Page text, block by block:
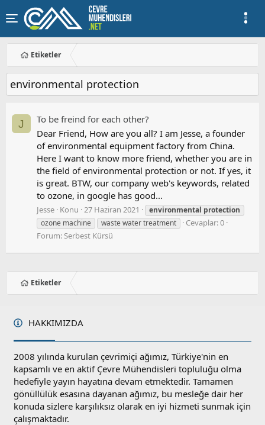
Etiketler
environmental protection
J
To be freind for each other?
Dear Friend, How are you all? I am Jesse, a founder
of environmental equipment factory from China.
Here I want to know more friend, whether you are in
the field of environmental protection or not. If yes, it
is great. BTW, our company web's keywords, related
to ozone, in google has good...
Jesse Konu 27 Haziran 2021 environmental protection
ozone machine
waste water treatment
Cevaplar: 0
Forum:Serbest Kürsü
Etiketler
HAKKIMIZDA
2008 yılında kurulan çevrimiçi ağımız, Türkiye'nin en
kapsamlı ve en aktif Çevre Mühendisleri topluluğu olma
hedefiyle yayın hayatına devam etmektedir. Tamamen
gönüllülük esasına dayanan ağımız, bu mesleğe dair her
konuda sizlere karşılıksız olarak en iyi hizmeti sunmak için
çalışmaktadır.